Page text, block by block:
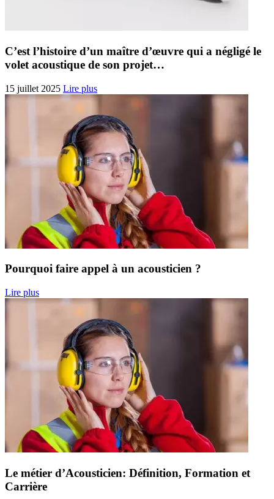
C’est l’histoire d’un maître d’œuvre qui a négligé le
volet acoustique de son projet…
15 juillet 2025 Lire plus
Pourquoi faire appel à un acousticien ?
Lire plus
Le métier d’Acousticien: Définition, Formation et
Carrière